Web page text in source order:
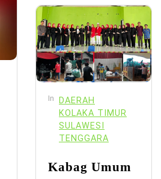
In
DAERAH
KOLAKA TIMUR
SULAWESI
TENGGARA
Kabag Umum